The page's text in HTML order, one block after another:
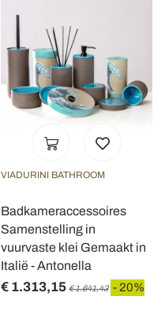
VIADURINI BATHROOM
Badkameraccessoires
Samenstelling in
vuurvaste klei Gemaakt in
Italië - Antonella
€ 1.313,15 € 1.641,43 - 20%